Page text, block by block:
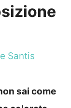
Santis
sai come